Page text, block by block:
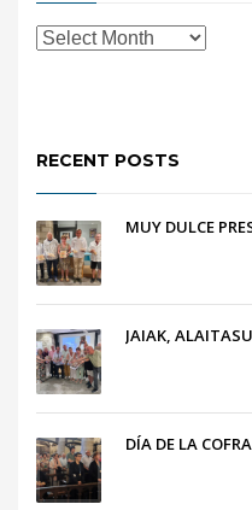
RECENT POSTS
MUY DULCE
JAIAK,
DÍA DE LA